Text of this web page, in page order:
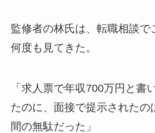
監修者の林氏は、転職相談で
何度も見てきた。
「求人票で年収700万円と書
たのに、面接で提示されたの
間の無駄だった」